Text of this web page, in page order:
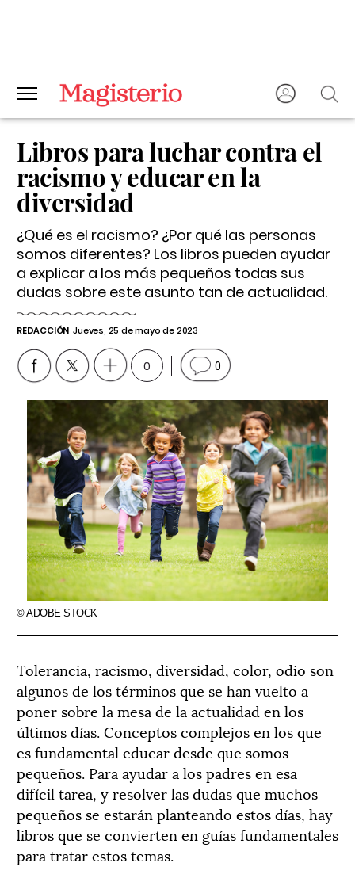
Libros para luchar contra el
racismo y educar en la
diversidad
¿Qué es el racismo? ¿Por qué las personas
somos diferentes? Los libros pueden ayudar
a explicar a los más pequeños todas sus
dudas sobre este asunto tan de actualidad.
REDACCIÓN Jueves, 25 de mayo de 2023
0 0
© ADOBE STOCK
Tolerancia, racismo, diversidad, color, odio son
algunos de los términos que se han vuelto a
poner sobre la mesa de la actualidad en los
últimos días. Conceptos complejos en los que
es fundamental educar desde que somos
pequeños. Para ayudar a los padres en esa
difícil tarea, y resolver las dudas que muchos
pequeños se estarán planteando estos días, hay
libros que se convierten en guías fundamentales
para tratar estos temas.